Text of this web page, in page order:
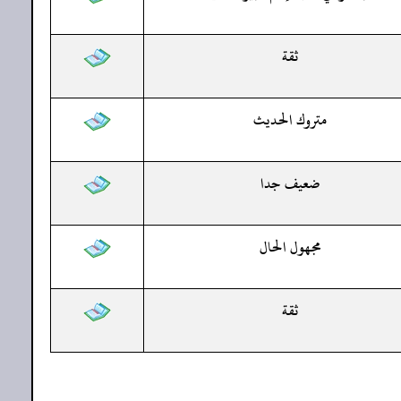
ثقة
متروك الحديث
ضعيف جدا
مجهول الحال
ثقة